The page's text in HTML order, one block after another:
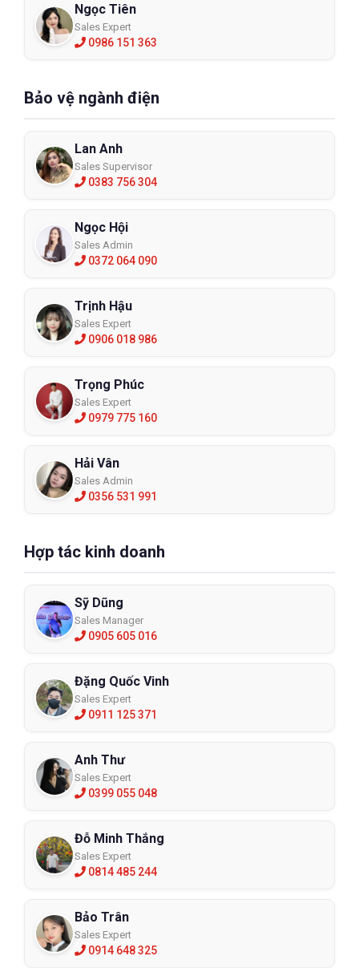
Ngọc Tiên
Sales Expert
0986 151 363
Bảo vệ ngành điện
Lan Anh
Sales Supervisor
0383 756 304
Ngọc Hội
Sales Admin
0372 064 090
Trịnh Hậu
Sales Expert
0906 018 986
Trọng Phúc
Sales Expert
0979 775 160
Hải Vân
Sales Admin
0356 531 991
Hợp tác kinh doanh
Sỹ Dũng
Sales Manager
0905 605 016
Đặng Quốc Vinh
Sales Expert
0911 125 371
Anh Thư
Sales Expert
0399 055 048
Đỗ Minh Thắng
Sales Expert
0814 485 244
Bảo Trân
Sales Expert
0914 648 325